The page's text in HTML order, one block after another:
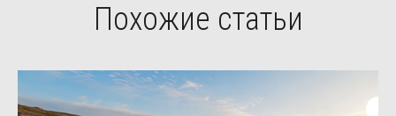
Похожие статьи